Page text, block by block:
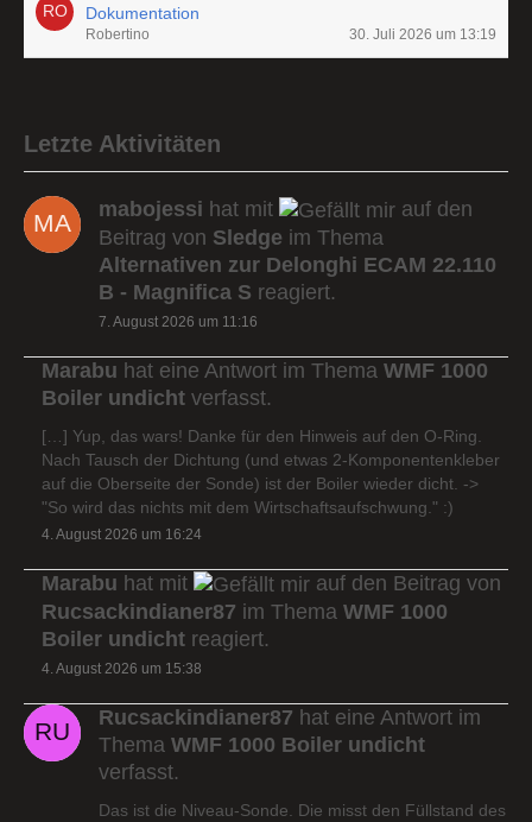
Dokumentation
Robertino 30. Juli 2026 um 13:19
Letzte Aktivitäten
mabojessi hat mit
auf den
Beitrag von Sledge im Thema
Alternativen zur Delonghi ECAM 22.110
B - Magnifica S reagiert.
7. August 2026 um 11:16
Marabu hat eine Antwort im Thema WMF 1000
Boiler undicht verfasst.
[…] Yup, das wars! Danke für den Hinweis auf den O-Ring.
Nach Tausch der Dichtung (und etwas 2-Komponentenkleber
auf die Oberseite der Sonde) ist der Boiler wieder dicht. ->
"So wird das nichts mit dem Wirtschaftsaufschwung." :)
4. August 2026 um 16:24
Marabu hat mit
auf den Beitrag von
Rucsackindianer87 im Thema WMF 1000
Boiler undicht reagiert.
4. August 2026 um 15:38
Rucsackindianer87 hat eine Antwort im
Thema WMF 1000 Boiler undicht
verfasst.
Das ist die Niveau-Sonde. Die misst den Füllstand des